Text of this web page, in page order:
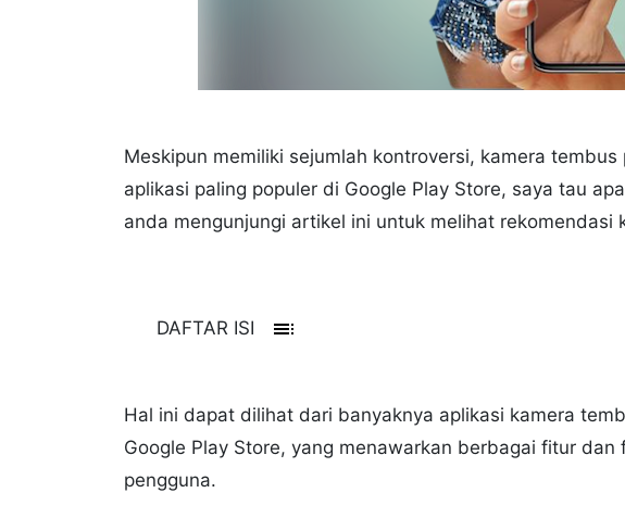
Meskipun memiliki sejumlah kontroversi, kamera
aplikasi paling populer di Google Play Store, saya tau
anda mengunjungi artikel ini untuk melihat rekomendasi
DAFTAR ISI toc
Hal ini dapat dilihat dari banyaknya aplikasi kamera
Google Play Store, yang menawarkan berbagai fitur
pengguna.